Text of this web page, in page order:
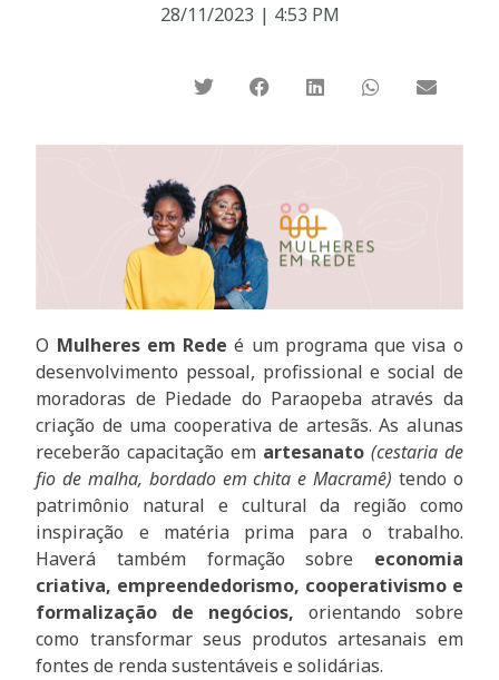
28/11/2023 | 4:53 PM
O Mulheres em Rede é um programa que visa o
desenvolvimento pessoal, profissional e social de
moradoras de Piedade do Paraopeba através da
criação de uma cooperativa de artesãs. As alunas
receberão capacitação em artesanato (cestaria de
fio de malha, bordado em chita e Macramê) tendo o
patrimônio natural e cultural da região como
inspiração e matéria prima para o trabalho.
Haverá também formação sobre economia
criativa, empreendedorismo, cooperativismo e
formalização de negócios, orientando sobre
como transformar seus produtos artesanais em
fontes de renda sustentáveis e solidárias.